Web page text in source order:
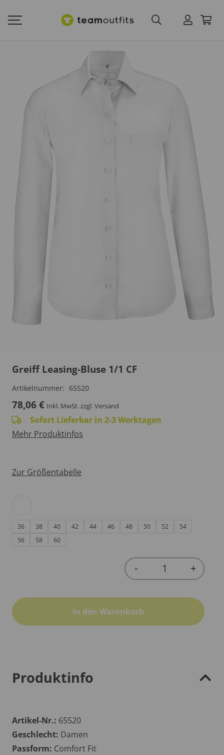
Greiff Leasing-Bluse 1/1 CF
Artikelnummer: 65520
78,06 € Inkl. MwSt.zzgl. Versand
Sofort Lieferbar in 2-3 Werktagen
Mehr Produktinfos
Zur Größentabelle
36 38 40 42 44 46 48 50 52
54
56
58 60
Quantity
- +
In den Warenkorb
Produktinfo
Artikel-Nr.: 65520
Geschlecht: Damen
Passform: Comfort Fit